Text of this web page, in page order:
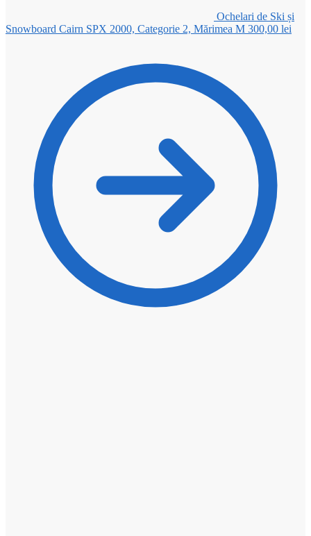
Ochelari de Ski și
Snowboard Cairn SPX 2000, Categorie 2, Mărimea M 300,00 lei